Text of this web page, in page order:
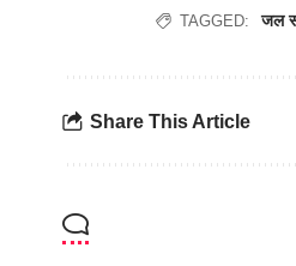
TAGGED: जल
Share This Article